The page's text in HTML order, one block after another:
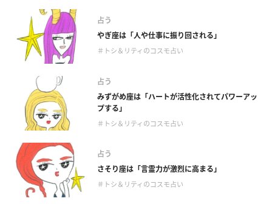
占う
やぎ座は「人や仕事に振り回される」
＃トシ＆リティのコスモ占い
占う
みずがめ座は「ハートが活性化されてパワーアッ
プする」
＃トシ＆リティのコスモ占い
占う
さそり座は「言霊力が激烈に高まる」
＃トシ＆リティのコスモ占い